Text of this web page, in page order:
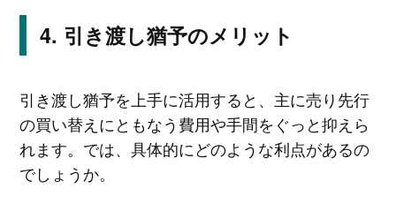
引き渡し猶予のメリット
引き渡し猶予を上手に活用すると、主に売り先行
の買い替えにともなう費用や手間をぐっと抑えら
れます。では、具体的にどのような利点があるの
でしょうか。